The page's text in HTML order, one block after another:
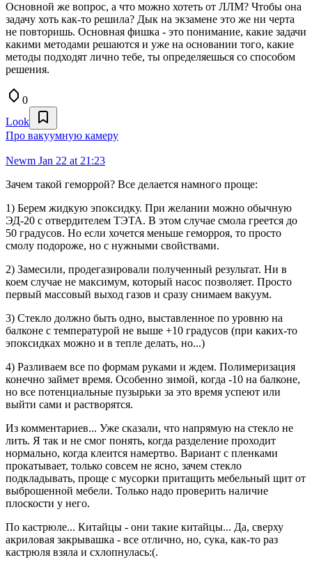
Основной же вопрос, а что можно хотеть от ЛЛМ? Чтобы она
задачу хоть как-то решила? Дык на экзамене это же ни черта
не повторишь. Основная фишка - это понимание, какие задачи
какими методами решаются и уже на основании того, какие
методы подходят лично тебе, ты определяешься со способом
решения.
0
Look
Про вакуумную камеру
Newm Jan 22 at 21:23
Зачем такой геморрой? Все делается намного проще:
1) Берем жидкую эпоксидку. При желании можно обычную
ЭД-20 с отвердителем ТЭТА. В этом случае смола греется до
50 градусов. Но если хочется меньше геморроя, то просто
смолу подороже, но с нужными свойствами.
2) Замесили, продегазировали полученный результат. Ни в
коем случае не максимум, который насос позволяет. Просто
первый массовый выход газов и сразу снимаем вакуум.
3) Стекло должно быть одно, выставленное по уровню на
балконе с температурой не выше +10 градусов (при каких-то
эпоксидках можно и в тепле делать, но...)
4) Разливаем все по формам руками и ждем. Полимеризация
конечно займет время. Особенно зимой, когда -10 на балконе,
но все потенциальные пузырьки за это время успеют или
выйти сами и растворятся.
Из комментариев... Уже сказали, что напрямую на стекло не
лить. Я так и не смог понять, когда разделение проходит
нормально, когда клеится намертво. Вариант с пленками
прокатывает, только совсем не ясно, зачем стекло
подкладывать, проще с мусорки притащить мебельный щит от
выброшенной мебели. Только надо проверить наличие
плоскости у него.
По кастрюле... Китайцы - они такие китайцы... Да, сверху
акриловая закрывашка - все отлично, но, сука, как-то раз
кастрюля взяла и схлопнулась:(.